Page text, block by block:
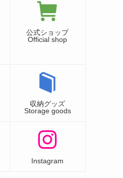
公式ショップ
Official shop
収納グッズ
Storage goods
Instagram